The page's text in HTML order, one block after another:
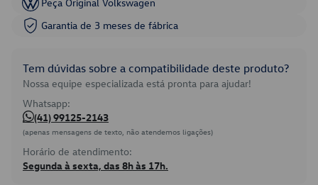
Garantia de 3 meses de fábrica
Tem dúvidas sobre a compatibilidade deste produto?
Nossa equipe especializada está pronta para ajudar!
Whatsapp:
(41) 99125-2143
(apenas mensagens de texto, não atendemos ligações)
Horário de atendimento:
Segunda à sexta, das 8h às 17h.